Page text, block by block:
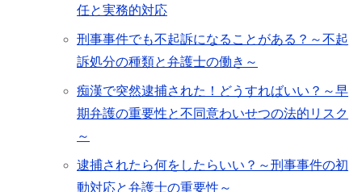
任と実務的対応
刑事事件でも不起訴になることがある？～不起
訴処分の種類と弁護士の働き～
痴漢で突然逮捕された！どうすればいい？～早
期弁護の重要性と不同意わいせつの法的リスク
～
逮捕されたら何をしたらいい？～刑事事件の初
動対応と弁護士の重要性～